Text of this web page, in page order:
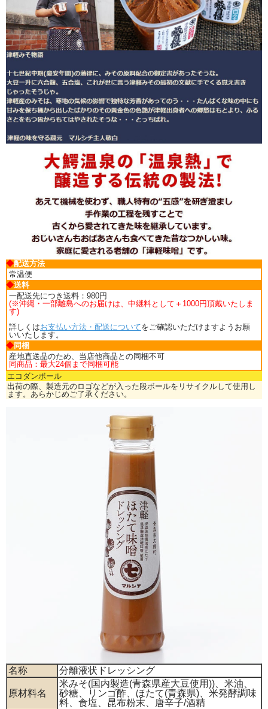
◆配送方法
常温便
◆送料
一配送先につき送料：980円
(※沖縄・一部離島へのお届けは、中継料として＋1000円頂戴いたしま
す)
詳しくはお支払い方法・配送についてをご確認いただけますようお願
いいたします。
◆同梱
産地直送品のため、当店他商品との同梱不可
同商品：最大24個まで同梱可能
エコダンボール
出荷の際、製造元のロゴなどが入った段ボールをリサイクルして使用し
ます。あらかじめご了承ください。
名称 分離液状ドレッシング
原材料名
米みそ(国内製造(青森県産大豆使用))、米油、
砂糖、リンゴ酢、ほたて(青森県)、米発酵調味
料、食塩、昆布粉末、唐辛子/酒精